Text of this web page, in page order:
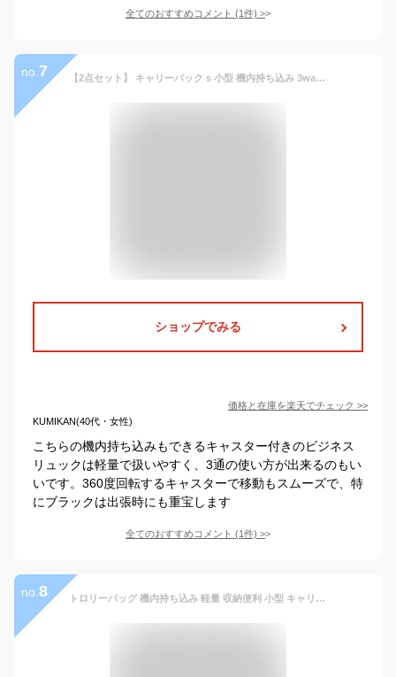
全てのおすすめコメント (1件) >
no. 7 【2点セット】 キャリーバック s 小型 機内持ち込み 3way 2way リュック セット リュックバッグ リュック スーツケース 軽量 キャリー リュック 360度回転 キャスター付き 出張 ソフトキャリーバッグ スーツケース 修学旅行 ビジネス 【2点セット】 旅行カバン
ショップでみる
価格と在庫を楽天でチェック >>
KUMIKAN(40代・女性)
こちらの機内持ち込みもできるキャスター付きのビジネス
リュックは軽量で扱いやすく、3通の使い方が出来るのもい
いです。360度回転するキャスターで移動もスムーズで、特
にブラックは出張時にも重宝します
全てのおすすめコメント (1件) >
no. 8 トロリーバッグ 機内持ち込み 軽量 収納便利 小型 キャリーバッグ ショルダーバッグ オックスフォード布 防水 キャスター付き 360度回転 耐衝撃 ソフトキャリーバッグ 手提げ ビジネス 修学旅行 出張 旅行 通学 ソフトキャリーケース 折り畳み式 ブラック